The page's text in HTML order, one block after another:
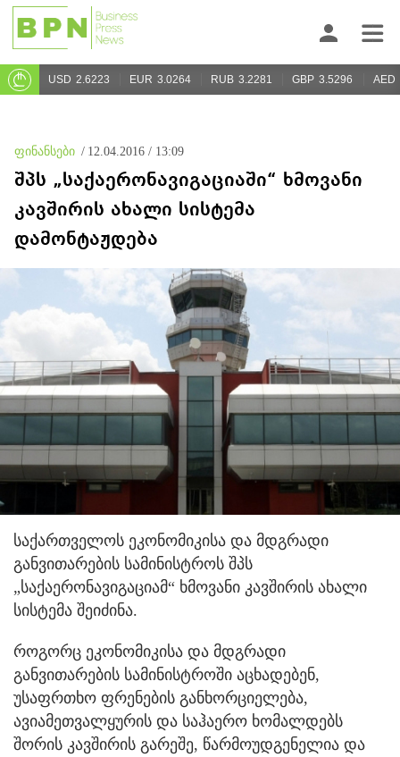
USD 2.6223 EUR 3.0264 RUB 3.2281 GBP 3.5296 AED
ფინანსები / 12.04.2016 / 13:09
შპს „საქაერონავიგაციაში“ ხმოვანი
კავშირის ახალი სისტემა
დამონტაჟდება
საქართველოს ეკონომიკისა და მდგრადი
განვითარების სამინისტროს შპს
„საქაერონავიგაციამ“ ხმოვანი კავშირის ახალი
სისტემა შეიძინა.
როგორც ეკონომიკისა და მდგრადი
განვითარების სამინისტროში აცხადებენ,
უსაფრთხო ფრენების განხორციელება,
ავიამეთვალყურის და საჰაერო ხომალდებს
შორის კავშირის გარეშე, წარმოუდგენელია და